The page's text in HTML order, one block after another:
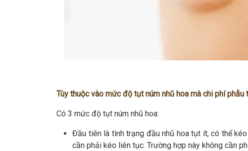
Tùy thuộc vào mức độ tụt núm nhũ hoa mà chi phí phẫu
Có 3 mức độ tụt núm nhũ hoa:
Đầu tiên là tình trạng đầu nhũ hoa tụt ít, có thể
cần phải kéo liên tục. Trường hợp này không cần